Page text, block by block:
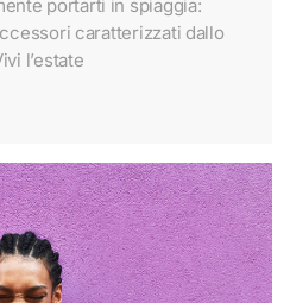
portarti in spiaggia:
caratterizzati dallo
l’estate